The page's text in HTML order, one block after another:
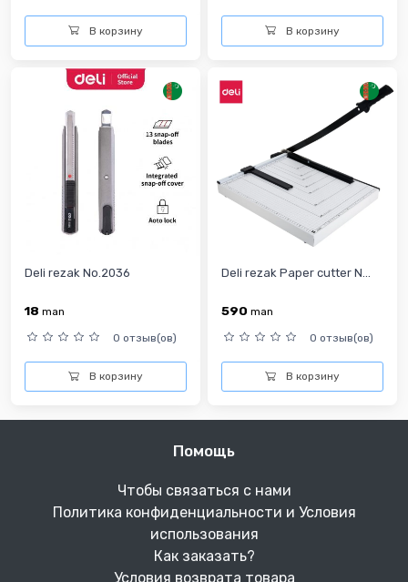
В корзину В корзину
Deli rezak No.2036
18 man
0 отзыв(ов)
В корзину
Deli rezak Paper cutter N...
590 man
0 отзыв(ов)
В корзину
Помощь
Чтобы связаться с нами
Политика конфиденциальности и Условия
использования
Как заказать?
Условия возврата товара